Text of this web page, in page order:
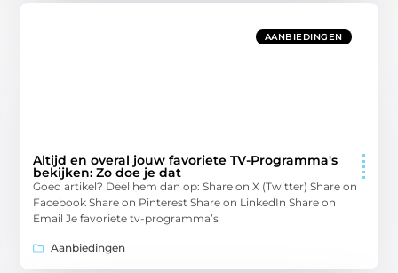
AANBIEDINGEN
Altijd en overal jouw favoriete TV-Programma's
bekijken: Zo doe je dat
Goed artikel? Deel hem dan op: Share on X (Twitter) Share on
Facebook Share on Pinterest Share on LinkedIn Share on
Email Je favoriete tv-programma’s
Aanbiedingen